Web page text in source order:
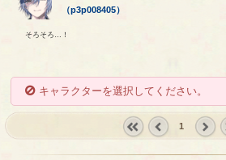
（p3p008405）
そろそろ…！
キャラクターを選択してください。
1